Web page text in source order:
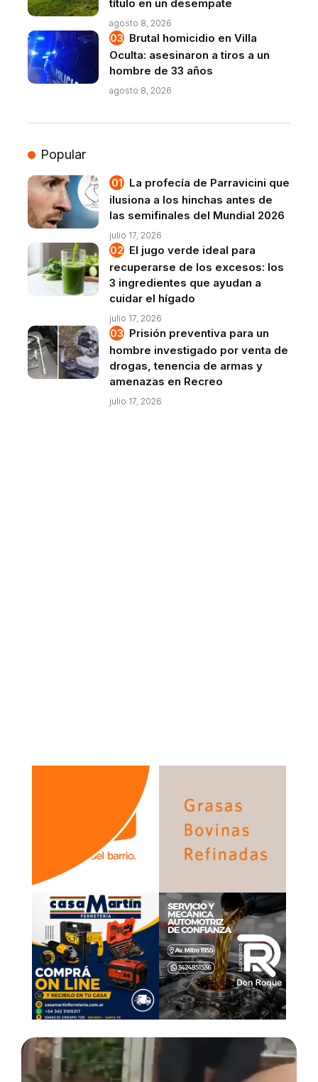
título en un desempate
agosto 8, 2026
Brutal homicidio en Villa
Oculta: asesinaron a tiros a un
hombre de 33 años
agosto 8, 2026
Popular
La profecía de Parravicini que
ilusiona a los hinchas antes de
las semifinales del Mundial 2026
julio 17, 2026
El jugo verde ideal para
recuperarse de los excesos: los
3 ingredientes que ayudan a
cuidar el hígado
julio 17, 2026
Prisión preventiva para un
hombre investigado por venta de
drogas, tenencia de armas y
amenazas en Recreo
julio 17, 2026